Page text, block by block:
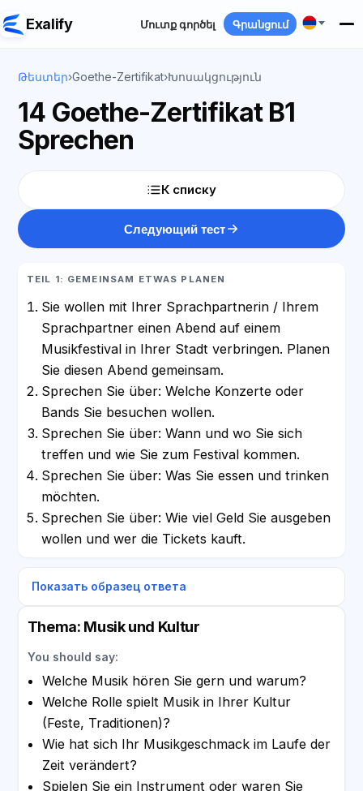
Exalify Մուտք գործել Գրանցում
Թեստեր›Goethe-Zertifikat›Խոսակցություն
14 Goethe-Zertifikat B1
Sprechen
К списку
Следующий тест
TEIL 1: GEMEINSAM ETWAS PLANEN
Sie wollen mit Ihrer Sprachpartnerin / Ihrem
Sprachpartner einen Abend auf einem
Musikfestival in Ihrer Stadt verbringen. Planen
Sie diesen Abend gemeinsam.
Sprechen Sie über: Welche Konzerte oder
Bands Sie besuchen wollen.
Sprechen Sie über: Wann und wo Sie sich
treffen und wie Sie zum Festival kommen.
Sprechen Sie über: Was Sie essen und trinken
möchten.
Sprechen Sie über: Wie viel Geld Sie ausgeben
wollen und wer die Tickets kauft.
Показать образец ответа
Thema: Musik und Kultur
You should say:
Welche Musik hören Sie gern und warum?
Welche Rolle spielt Musik in Ihrer Kultur
(Feste, Traditionen)?
Wie hat sich Ihr Musikgeschmack im Laufe der
Zeit verändert?
Spielen Sie ein Instrument oder waren Sie